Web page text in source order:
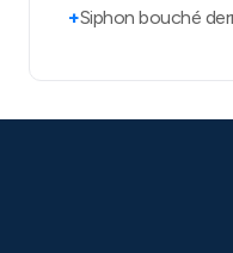
+Siphon bouché